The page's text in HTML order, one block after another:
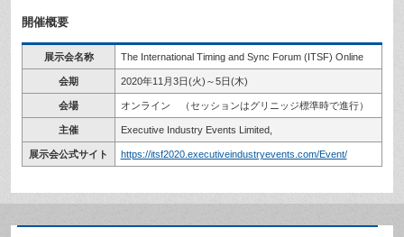
開催概要
展示会名称 The International Timing and Sync Forum (ITSF) Online
会期 2020年11月3日(火)～5日(木)
会場 オンライン （セッションはグリニッジ標準時で進行）
主催 Executive Industry Events Limited,
展示会公式サイト https://itsf2020.executiveindustryevents.com/Event/